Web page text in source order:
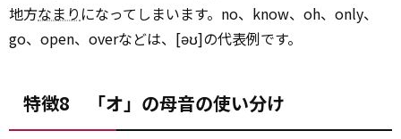
地方なまり になってしまいます。no、know、oh、only、
go、open、overなどは、[əʊ]の代表例です。
特徴8 「オ」の母音の使い分け